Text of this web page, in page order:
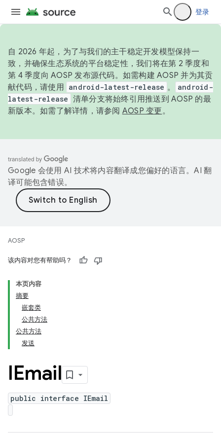
登录
自 2026 年起，为了与我们的主干稳定开发模型保持一
致，并确保生态系统的平台稳定性，我们将在第 2 季度和
第 4 季度向 AOSP 发布源代码。如需构建 AOSP 并为其贡
献代码，请使用 android-latest-release 。
android-
latest-release 清单分支将始终引用推送到 AOSP 的最
新版本。如需了解详情，请参阅 AOSP 变更。
Google 会使用 AI 技术将内容翻译成您偏好的语言。AI 翻
译可能包含错误。
AOSP
该内容对您有帮助吗？
本页内容
摘要
嵌套类
公共方法
公共方法
发送
IEmail
public interface IEmail